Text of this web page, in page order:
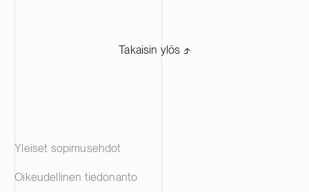
Takaisin ylös ⬏
Yleiset sopimusehdot
Oikeudellinen tiedonanto